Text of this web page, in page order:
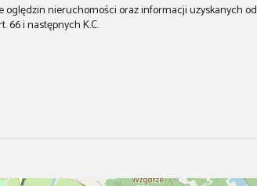
oględzin nieruchomości oraz informacji uzyskanych od
66 i następnych K.C.